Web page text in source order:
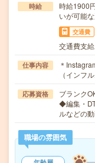
時給
時給1900
いが可能
交通費
交通費支給
仕事内容
＊
（インフ
応募資格
ブランク
◆編集・
ルなどの
職場の雰囲気